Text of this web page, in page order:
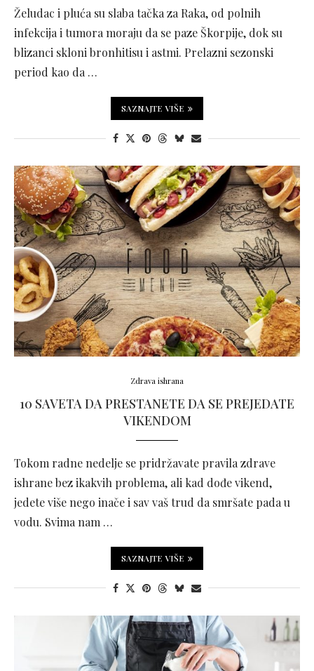
Želudac i pluća su slaba tačka za Raka, od polnih
infekcija i tumora moraju da se paze Škorpije, dok su
blizanci skloni bronhitisu i astmi. Prelazni sezonski
period kao da …
SAZNAJTE VIŠE
Zdrava ishrana
10 SAVETA DA PRESTANETE DA SE PREJEDATE
VIKENDOM
Tokom radne nedelje se pridržavate pravila zdrave
ishrane bez ikakvih problema, ali kad dođe vikend,
jedete više nego inače i sav vaš trud da smršate pada u
vodu. Svima nam …
SAZNAJTE VIŠE